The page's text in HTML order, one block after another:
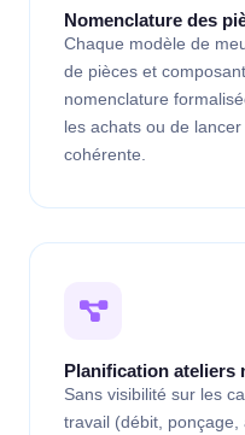
Nomenclature des
Chaque modèle de
de pièces et
nomenclature
les achats ou de
cohérente.
Planification ateliers
Sans visibilité sur les
travail (débit,